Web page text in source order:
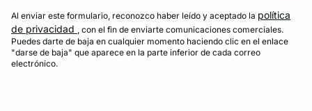
Al enviar este formulario, reconozco haber leído y aceptado la política
de privacidad , con el fin de enviarte comunicaciones comerciales.
Puedes darte de baja en cualquier momento haciendo clic en el enlace
"darse de baja" que aparece en la parte inferior de cada correo
electrónico.